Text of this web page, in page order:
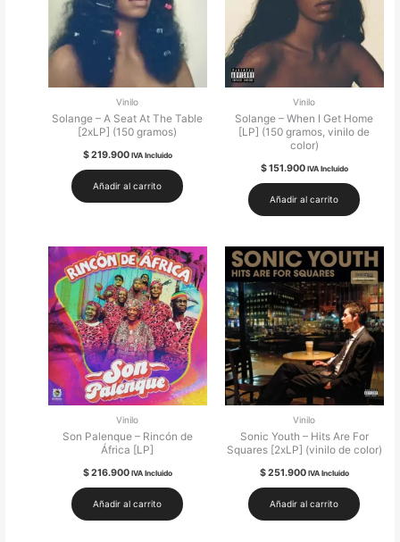
Vinilo
Solange – A Seat At The Table
[2xLP] (150 gramos)
$219.900 IVA Incluido
Añadir al carrito
Vinilo
Solange – When I Get Home
[LP] (150 gramos, vinilo de
color)
$151.900 IVA Incluido
Añadir al carrito
Vinilo
Son Palenque – Rincón de
África [LP]
$216.900 IVA Incluido
Añadir al carrito
Vinilo
Sonic Youth – Hits Are For
Squares [2xLP] (vinilo de color)
$251.900 IVA Incluido
Añadir al carrito